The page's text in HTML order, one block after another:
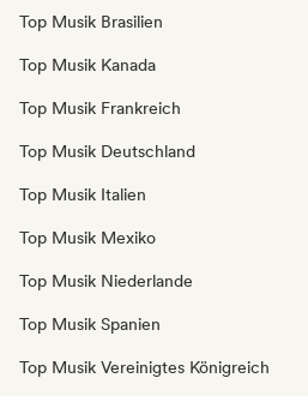
Top Musik Brasilien
Top Musik Kanada
Top Musik Frankreich
Top Musik Deutschland
Top Musik Italien
Top Musik Mexiko
Top Musik Niederlande
Top Musik Spanien
Top Musik Vereinigtes Königreich